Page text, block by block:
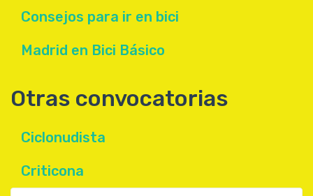
Consejos para ir en bici
Madrid en Bici Básico
Otras convocatorias
Ciclonudista
Criticona